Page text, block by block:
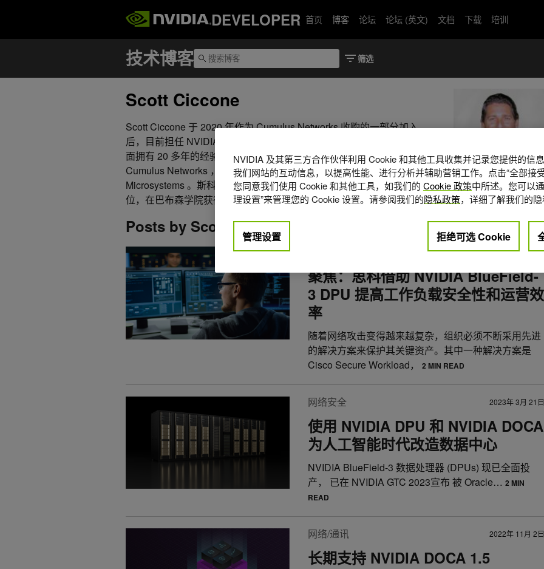
DEVELOPER 首页 博客 论坛 论坛 (英文) 文档 下载 培训
Scott Ciccone
Scott Ciccone 于 2020 年作为 Cumulus Networks 收购的一部分加入
后，目前担任 NVIDIA 的产品营销总监。 Scott 在产品营销和产品管理方
面拥有 20 多年的经验，擅长在高增长环境下启动新的业务线，包括
Cumulus Networks ， Palo Alto Networks 、 Cisco 和 Sun
Microsystems 。斯科特在罗切斯特理工学院获得生物医学计算学士学
位，在巴布森学院获得市场营销工商管理硕士学位。
Posts by Scott Ciccone
1 2024年 6月 10日
聚焦：思科借助 NVIDIA BlueField-
3 DPU 提高工作负载安全性和运营效
率
随着网络攻击变得越来越复杂，组织必须不断采用先进
的解决方案来保护其关键资产。其中一种解决方案是
Cisco Secure Workload，
2 MIN READ
网络安全 2023年 3月 21日
使用 NVIDIA DPU 和 NVIDIA DOCA
为人工智能时代改造数据中心
NVIDIA BlueField-3 数据处理器 (DPUs) 现已全面投
产， 已在 NVIDIA GTC 2023宣布 被 Oracle… 2 MIN
READ
网络/通讯 2022年 11月 2日
长期支持 NVIDIA DOCA 1.5
NVIDIA 及其第三方合作伙伴利用 Cookie 和其他工具收集并记录您提供的信
我们网站的互动信息，以提高性能、进行分析并辅助营销工作。点击“全部接
您同意我们使用 Cookie 和其他工具，如我们的 Cookie 政策中所述。您可以
理设置”来管理您的 Cookie 设置。请参阅我们的隐私政策，详细了解我们的
管理设置 拒绝可选 Cookie